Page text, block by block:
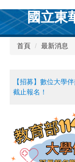
到
主
要
國立東
首頁 最新消息
【招募】數位大學
截止報名！